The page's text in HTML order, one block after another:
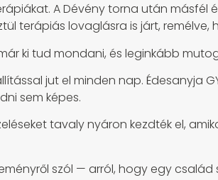
A Dévény torna után másfél
terápiás lovaglásra is járt,
ki tud mondani, és leginkább
jut el minden nap. Édesanyja
sem képes.
tavaly nyáron kezdték el,
szól — arról, hogy egy